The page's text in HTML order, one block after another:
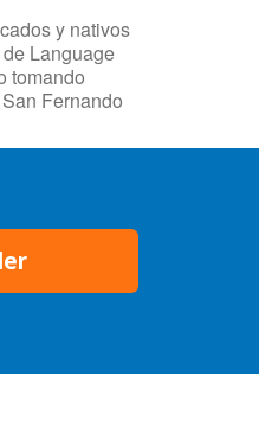
y nativos
Language
tomando
Fernando